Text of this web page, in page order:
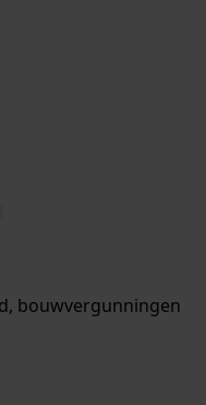
bouwvergunningen